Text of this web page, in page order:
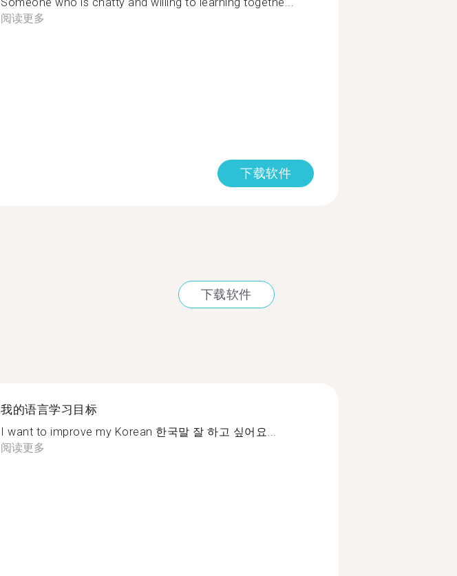
阅读更多
下载软件
下载软件
我的语言学习目标
I want to improve my Korean 한국말 잘 하고 싶어요...
阅读更多